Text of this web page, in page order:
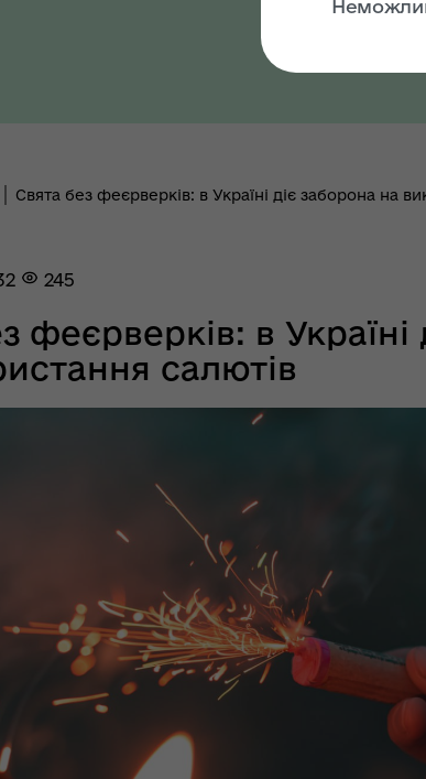
представництво
з прав людини у
здоров"я
Маршрути послуг з
Свята без феєрверків: в Україні діє заборона на
245
феєрверків: в Україні
салютів